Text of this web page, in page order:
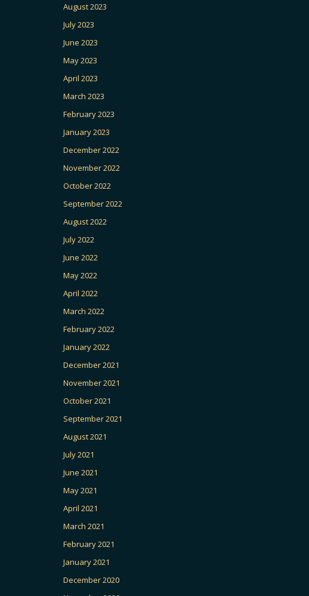
August 2023
July 2023
June 2023
May 2023
April 2023
March 2023
February 2023
January 2023
December 2022
November 2022
October 2022
September 2022
August 2022
July 2022
June 2022
May 2022
April 2022
March 2022
February 2022
January 2022
December 2021
November 2021
October 2021
September 2021
August 2021
July 2021
June 2021
May 2021
April 2021
March 2021
February 2021
January 2021
December 2020